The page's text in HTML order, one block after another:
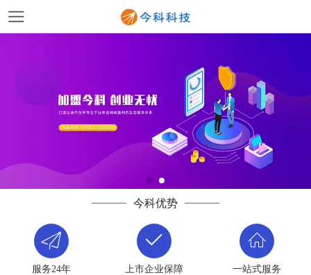
今科优势
服务24年 上市企业保障 一站式服务